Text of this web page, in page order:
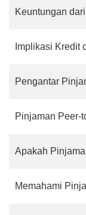
Keuntungan
Implikasi Kredit
Pengantar
Pinjaman Peer-
Apakah
Memahami